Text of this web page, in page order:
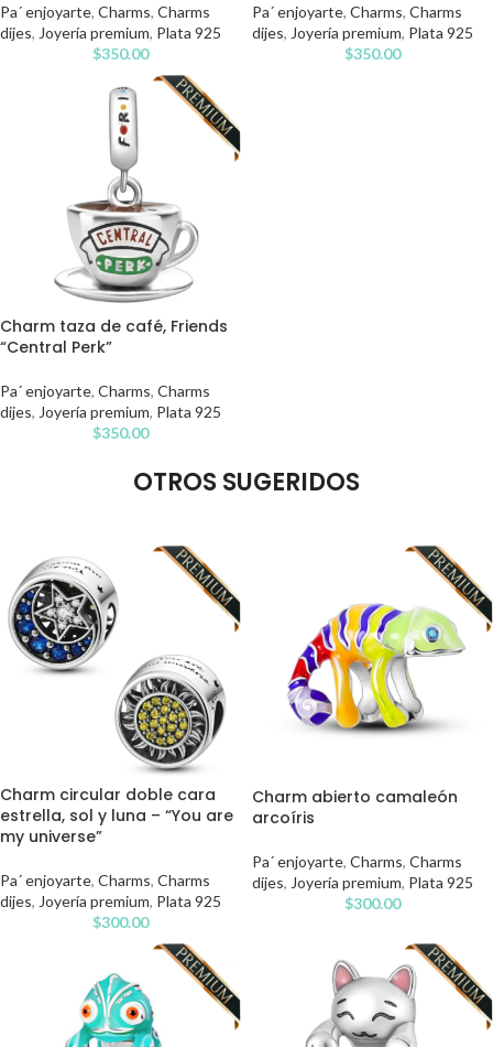
Pa´ enjoyarte, Charms, Charms
dijes, Joyería premium, Plata 925
$350.00
Pa´ enjoyarte, Charms, Charms
dijes, Joyería premium, Plata 925
$350.00
Charm taza de café, Friends
“Central Perk”
Pa´ enjoyarte, Charms, Charms
dijes, Joyería premium, Plata 925
$350.00
OTROS SUGERIDOS
Charm circular doble cara
estrella, sol y luna – “You are
my universe”
Pa´ enjoyarte, Charms, Charms
dijes, Joyería premium, Plata 925
$300.00
Charm abierto camaleón
arcoíris
Pa´ enjoyarte, Charms, Charms
dijes, Joyería premium, Plata 925
$300.00